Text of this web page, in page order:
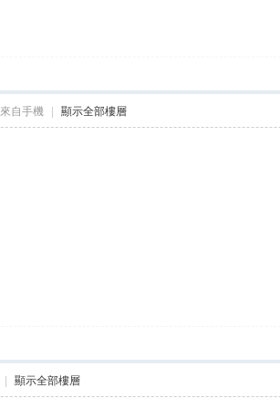
來自手機 顯示全部樓層
顯示全部樓層